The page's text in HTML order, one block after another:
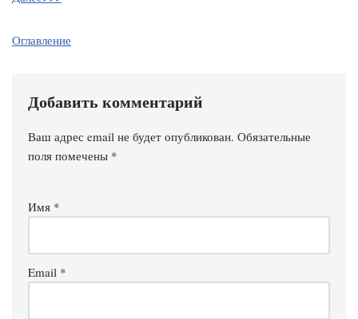
Оглавление
Добавить комментарий
Ваш адрес email не будет опубликован. Обязательные
поля помечены *
Имя *
Email *